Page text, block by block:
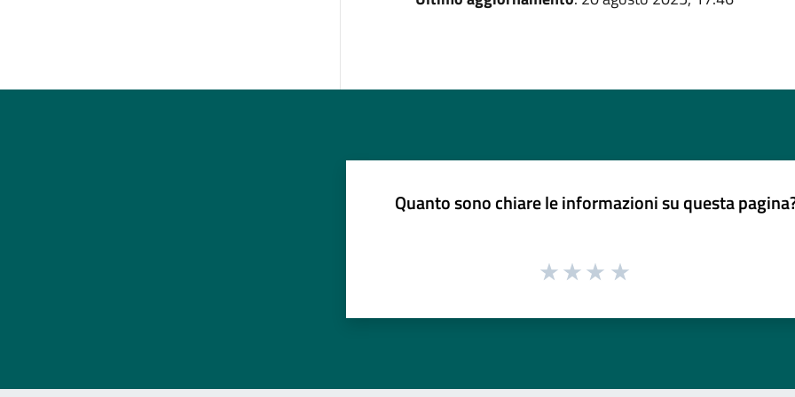
Quanto sono chiare le informazioni su questa